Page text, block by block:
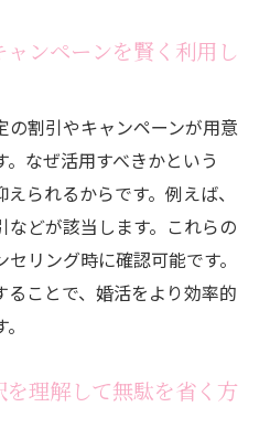
ンペーンを賢く利用し
割引やキャンペーンが用意
なぜ活用すべきかという
られるからです。例えば、
どが該当します。これらの
リング時に確認可能です。
ことで、婚活をより効率的
理解して無駄を省く方